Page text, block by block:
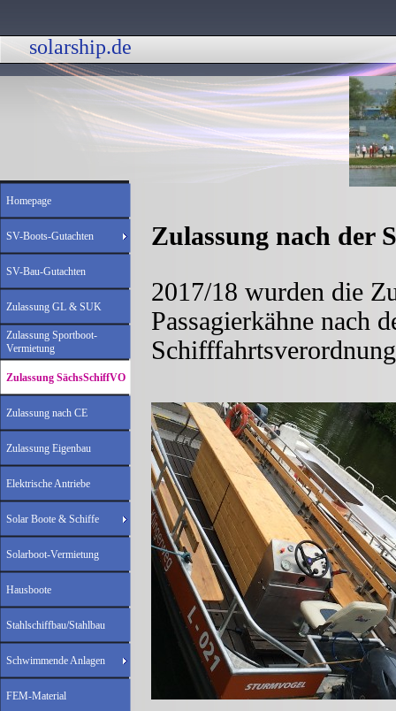
solarship.de
Homepage
SV-Boots-Gutachten
SV-Bau-Gutachten
Zulassung GL & SUK
Zulassung Sportboot-
Vermietung
Zulassung SächsSchiffVO
Zulassung nach CE
Zulassung Eigenbau
Elektrische Antriebe
Solar Boote & Schiffe
Solarboot-Vermietung
Hausboote
Stahlschiffbau/Stahlbau
Schwimmende Anlagen
FEM-Material
Zulassung nach der
2017/18 wurden die
Passagierkähne nach